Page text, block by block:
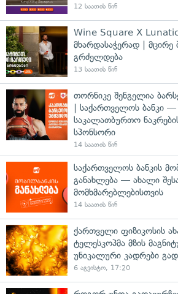
12 საათის წინ
Wine Square X Lunatic
მხარდასაჭერად | მცირე
გრძელდება
13 საათის წინ
თორნიკე შენგელია
| საქართველოს ბანკი
საკალათბურთო
სპონსორი
14 საათის წინ
საქართველოს ბანკის
განახლება — ახალი
მომხმარებლებისთვის
14 საათის წინ
ქართველი ფიზიკოსის
ტელესკოპმა მზის
უნიკალური კადრები
6 აგვისტო, 17:20